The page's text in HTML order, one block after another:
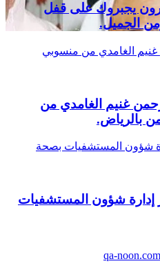
يجبروك على قفل
الجميل.
الغامدي من منسوبي
غنيم الغامدي من
بالرياض.
شؤون المستشفيات بصحة
إدارة شؤون المستشفيات